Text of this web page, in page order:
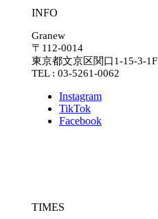
INFO
Granew
〒112-0014
東京都文京区関口1-15-3-1F
TEL : 03-5261-0062
Instagram
TikTok
Facebook
TIMES